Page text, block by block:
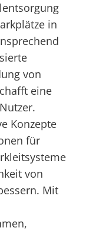
in
von
eine
Konzepte
für
von
Mit